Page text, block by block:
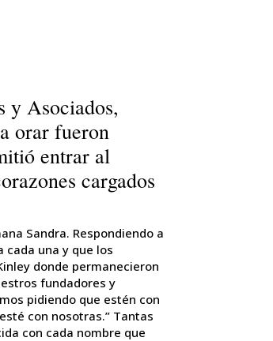
y Asociados,
orar fueron
entrar al
cargados
Sandra. Respondiendo a
una y que los
donde permanecieron
fundadores y
pidiendo que estén con
con nosotras.” Tantas
con cada nombre que